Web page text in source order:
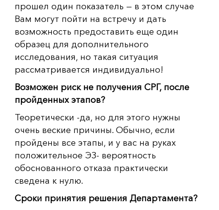
прошел один показатель — в этом случае
Вам могут пойти на встречу и дать
возможность предоставить еще один
образец для дополнительного
исследования, но такая ситуация
рассматривается индивидуально!
Возможен риск не получения СРГ, после
пройденных этапов?
Теоретически -да, но для этого нужны
очень веские причины. Обычно, если
пройдены все этапы, и у вас на руках
положительное ЭЗ- вероятность
обоснованного отказа практически
сведена к нулю.
Сроки принятия решения Департамента?